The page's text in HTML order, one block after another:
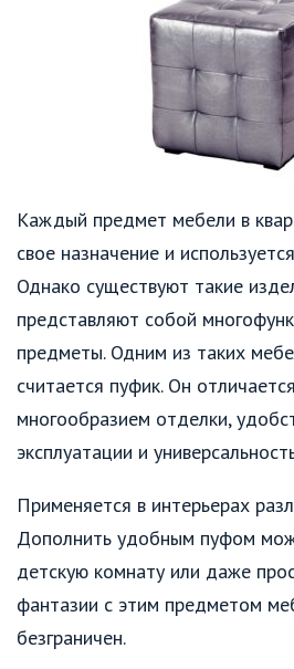
Каждый предмет мебели в
свое назначение и
Однако существуют такие
представляют собой
предметы. Одним из таких
считается пуфик. Он
многообразием отделки,
эксплуатации и
Применяется в интерьерах
Дополнить удобным пуфом
детскую комнату или даже
фантазии с этим предметом
безграничен.